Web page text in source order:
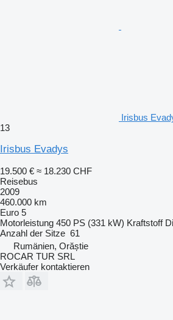
Irisbus
13
Irisbus Evadys
19.500 € ≈ 18.230 CHF
Reisebus
2009
460.000 km
Euro 5
Motorleistung 450 PS (331 kW) Kraftstoff
Anzahl der Sitze 61
Rumänien, Orăștie
ROCAR TUR SRL
Verkäufer kontaktieren